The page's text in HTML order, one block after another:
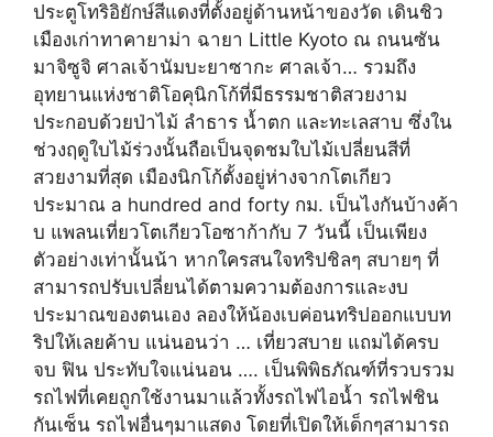
ประตูโทริอิยักษ์สีแดงที่ตั้งอยู่ด้านหน้าของวัด เดินชิว
เมืองเก่าทาคายาม่า ฉายา Little Kyoto ณ ถนนซัน
มาจิซูจิ ศาลเจ้านัมบะยาซากะ ศาลเจ้า… รวมถึง
อุทยานแห่งชาติโอคุนิกโก้ที่มีธรรมชาติสวยงาม
ประกอบด้วยป่าไม้ ลำธาร น้ำตก และทะเลสาบ ซึ่งใน
ช่วงฤดูใบไม้ร่วงนั้นถือเป็นจุดชมใบไม้เปลี่ยนสีที่
สวยงามที่สุด เมืองนิกโก้ตั้งอยู่ห่างจากโตเกียว
ประมาณ a hundred and forty กม. เป็นไงกันบ้างค้า
บ แพลนเที่ยวโตเกียวโอซาก้ากับ 7 วันนี้ เป็นเพียง
ตัวอย่างเท่านั้นน้า หากใครสนใจทริปชิลๆ สบายๆ ที่
สามารถปรับเปลี่ยนได้ตามความต้องการและงบ
ประมาณของตนเอง ลองให้น้องเบค่อนทริปออกแบบท
ริปให้เลยค้าบ แน่นอนว่า … เที่ยวสบาย แถมได้ครบ
จบ ฟิน ประทับใจแน่นอน …. เป็นพิพิธภัณฑ์ที่รวบรวม
รถไฟที่เคยถูกใช้งานมาแล้วทั้งรถไฟไอน้ำ รถไฟชิน
กันเซ็น รถไฟอื่นๆมาแสดง โดยที่เปิดให้เด็กๆสามารถ